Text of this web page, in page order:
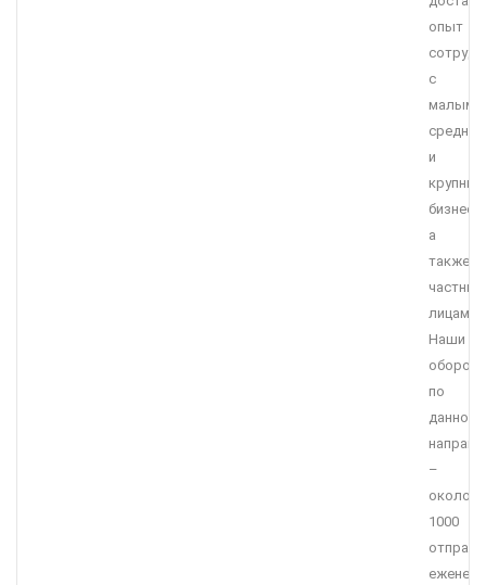
опыт
с
малым,
средним
и
крупным
а
также
лицами.
Наши
по
данному
–
около
1000